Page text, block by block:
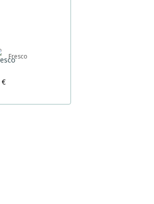
Fresco
€